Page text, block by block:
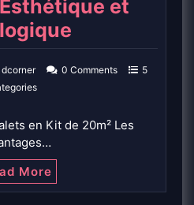
et
dcorner 0 Comments
5
en Kit de 20m² Les
More